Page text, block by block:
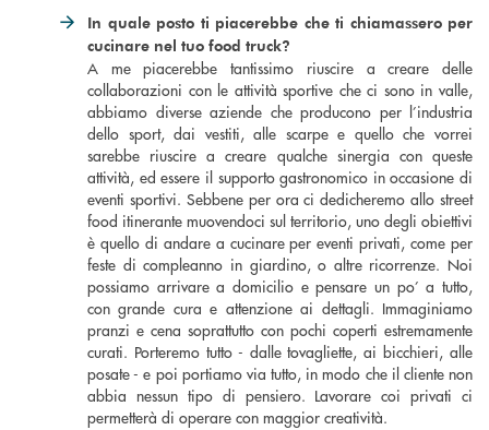
In quale posto ti piacerebbe che ti chiamassero per
cucinare nel tuo food truck?
A me piacerebbe tantissimo riuscire a creare delle
collaborazioni con le attività sportive che ci sono in valle,
abbiamo diverse aziende che producono per l’industria
dello sport, dai vestiti, alle scarpe e quello che vorrei
sarebbe riuscire a creare qualche sinergia con queste
attività, ed essere il supporto gastronomico in occasione di
eventi sportivi. Sebbene per ora ci dedicheremo allo street
food itinerante muovendoci sul territorio, uno degli obiettivi
è quello di andare a cucinare per eventi privati, come per
feste di compleanno in giardino, o altre ricorrenze. Noi
possiamo arrivare a domicilio e pensare un po’ a tutto,
con grande cura e attenzione ai dettagli. Immaginiamo
pranzi e cena soprattutto con pochi coperti estremamente
curati. Porteremo tutto - dalle tovagliette, ai bicchieri, alle
posate - e poi portiamo via tutto, in modo che il cliente non
abbia nessun tipo di pensiero. Lavorare coi privati ci
permetterà di operare con maggior creatività.